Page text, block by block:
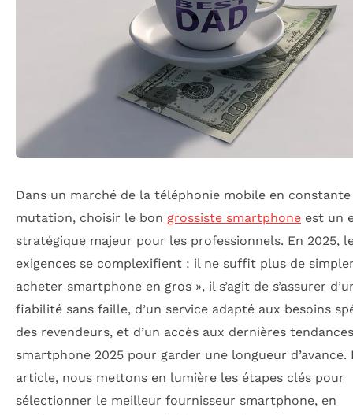
Dans un marché de la téléphonie mobile en constante
mutation, choisir le bon grossiste smartphone est un
stratégique majeur pour les professionnels. En 2025,
exigences se complexifient : il ne suffit plus de
acheter smartphone en gros », il s’agit de s’assurer
fiabilité sans faille, d’un service adapté aux besoins
des revendeurs, et d’un accès aux dernières tendances
smartphone 2025 pour garder une longueur d’avance.
article, nous mettons en lumière les étapes clés pour
sélectionner le meilleur fournisseur smartphone, en